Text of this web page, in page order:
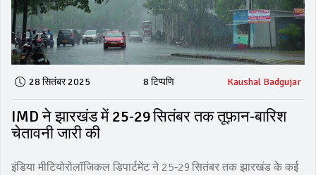
28 सितंबर 2025 8 टिप्पणि Kaushal Badgujar
IMD ने झारखंड में 25‑29 सितंबर तक तूफ़ान‑बारिश
चेतावनी जारी की
इंडिया मीटियोरोलॉजिकल डिपार्टमेंट ने 25‑29 सितंबर तक झारखंड के कई